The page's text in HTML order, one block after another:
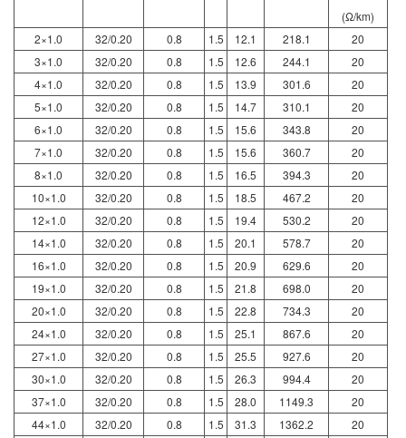
(Ω/km)
2×1.0
32/0.20 0.8 1.5 12.1 218.1
20
3×1.0
32/0.20 0.8 1.5 12.6 244.1
20
4×1.0
32/0.20 0.8 1.5 13.9 301.6
20
5×1.0
32/0.20 0.8 1.5 14.7 310.1
20
6×1.0
32/0.20 0.8 1.5 15.6 343.8
20
7×1.0
32/0.20 0.8 1.5 15.6 360.7
20
8×1.0
32/0.20 0.8 1.5 16.5 394.3
20
10×1.0
32/0.20 0.8 1.5 18.5 467.2
20
12×1.0
32/0.20 0.8 1.5 19.4 530.2
20
14×1.0
32/0.20 0.8 1.5 20.1 578.7
20
16×1.0
32/0.20 0.8 1.5 20.9 629.6
20
19×1.0
32/0.20 0.8 1.5 21.8 698.0
20
20×1.0
32/0.20 0.8 1.5 22.8 734.3
20
24×1.0
32/0.20 0.8 1.5 25.1 867.6
20
27×1.0
32/0.20 0.8 1.5 25.5 927.6
20
30×1.0
32/0.20 0.8 1.5 26.3 994.4
20
37×1.0
32/0.20 0.8 1.5 28.0 1149.3
20
44×1.0
32/0.20 0.8 1.5 31.3 1362.2
20